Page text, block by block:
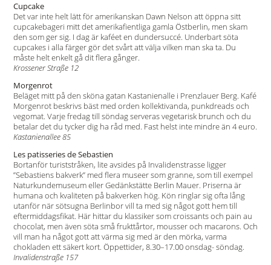
Cupcake
Det var inte helt lätt för amerikanskan Dawn Nelson att öppna sitt
cupcakebageri mitt det amerikafientliga gamla Östberlin, men skam
den som ger sig. I dag är kaféet en dundersuccé. Underbart söta
cupcakes i alla färger gör det svårt att välja vilken man ska ta. Du
måste helt enkelt gå dit flera gånger.
Krossener Straße 12
Morgenrot
Beläget mitt på den sköna gatan Kastanienalle i Prenzlauer Berg. Kafé
Morgenrot beskrivs bäst med orden kollektivanda, punkdreads och
vegomat. Varje fredag till söndag serveras vegetarisk brunch och du
betalar det du tycker dig ha råd med. Fast helst inte mindre än 4 euro.
Kastanienallee 85
Les patisseries de Sebastien
Bortanför turiststråken, lite avsides på Invalidenstrasse ligger
”Sebastiens bakverk” med flera museer som granne, som till exempel
Naturkundemuseum eller Gedänkstätte Berlin Mauer. Priserna är
humana och kvaliteten på bakverken hög. Kön ringlar sig ofta lång
utanför när sötsugna Berlinbor vill ta med sig något gott hem till
eftermiddagsfikat. Här hittar du klassiker som croissants och pain au
chocolat, men även söta små frukttårtor, mousser och macarons. Och
vill man ha något gott att värma sig med är den mörka, varma
chokladen ett säkert kort. Öppettider, 8.30–17.00 onsdag- söndag.
Invalidenstraße 157